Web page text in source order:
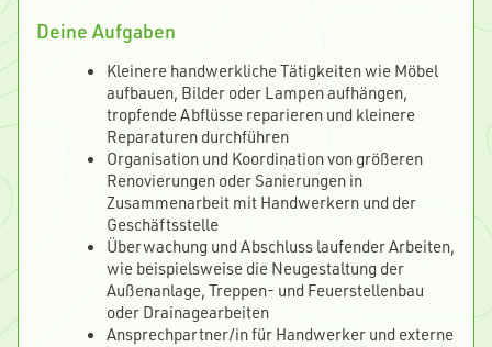
Deine Aufgaben
Kleinere handwerkliche Tätigkeiten wie Möbel
aufbauen, Bilder oder Lampen aufhängen,
tropfende Abflüsse reparieren und kleinere
Reparaturen durchführen
Organisation und Koordination von größeren
Renovierungen oder Sanierungen in
Zusammenarbeit mit Handwerkern und der
Geschäftsstelle
Überwachung und Abschluss laufender Arbeiten,
wie beispielsweise die Neugestaltung der
Außenanlage, Treppen- und Feuerstellenbau
oder Drainagearbeiten
Ansprechpartner/in für Handwerker und externe